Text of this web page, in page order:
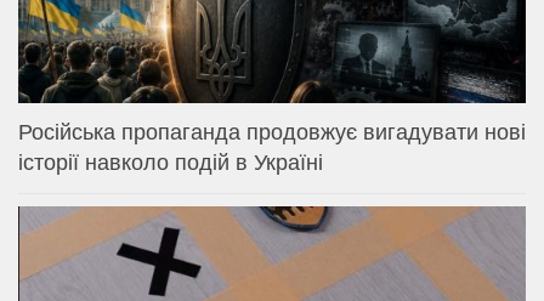
Російська пропаганда продовжує вигадувати нові
історії навколо подій в Україні